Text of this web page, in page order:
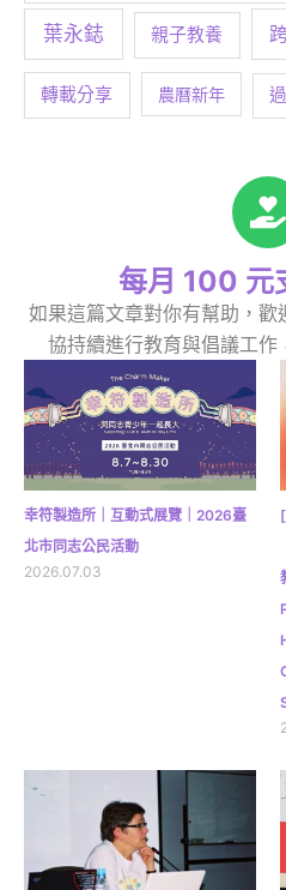
葉永鋕 親子教養
轉載分享 農曆新年
每月 100 元
如果這篇文章對你有幫助，
協持續進行教育與倡議工作
幸符製造所｜互動式展覽｜2026臺
北市同志公民活動
2026.07.03